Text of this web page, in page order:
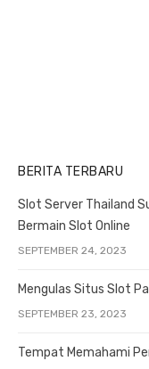
BERITA TERBARU
Slot Server Thailand
Bermain Slot Online
SEPTEMBER 24, 2023
Mengulas Situs Slot
SEPTEMBER 23, 2023
Tempat Memahami